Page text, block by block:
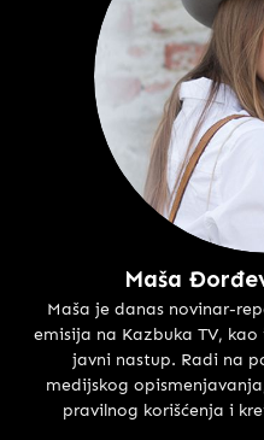
Maša
Maša je danas novinar-
emisija na Kazbuka TV,
javni nastup. Radi na
medijskog
pravilnog korišćenja i